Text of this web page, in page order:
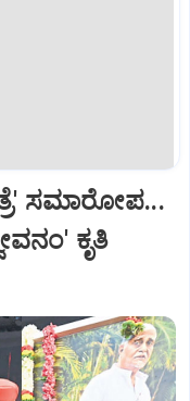
ಸಮಾರೋಪ...
ಕೃತಿ